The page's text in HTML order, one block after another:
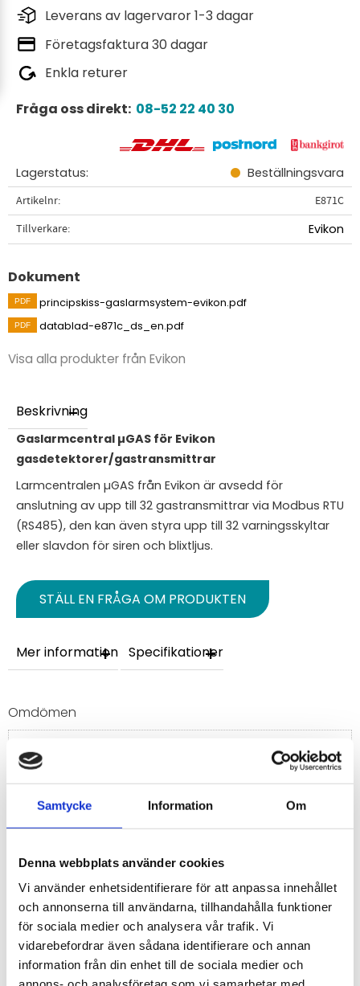
Samtycke Information Om
Denna webbplats använder cookies
Vi använder enhetsidentifierare för att anpassa innehållet
och annonserna till användarna, tillhandahålla funktioner
för sociala medier och analysera vår trafik. Vi
vidarebefordrar även sådana identifierare och annan
information från din enhet till de sociala medier och
Leverans av lagervaror 1-3 dagar
Företagsfaktura 30 dagar
Enkla returer
Fråga oss direkt: 08-52 22 40 30
Lagerstatus Beställningsvara
Artikelnr
E871C
Tillverkare
Evikon
Dokument
principskiss-gaslarmsystem-evikon.pdf
datablad-e871c_ds_en.pdf
Visa alla produkter från Evikon
Beskrivning
Gaslarmcentral µGAS för Evikon
gasdetektorer/gastransmittrar
Larmcentralen µGAS från Evikon är avsedd för
anslutning av upp till 32 gastransmittrar via Modbus RTU
(RS485), den kan även styra upp till 32 varningsskyltar
eller slavdon för siren och blixtljus.
STÄLL EN FRÅGA OM PRODUKTEN
Mer information Specifikationer
Omdömen
Bli den första att lämna ett omdöme.